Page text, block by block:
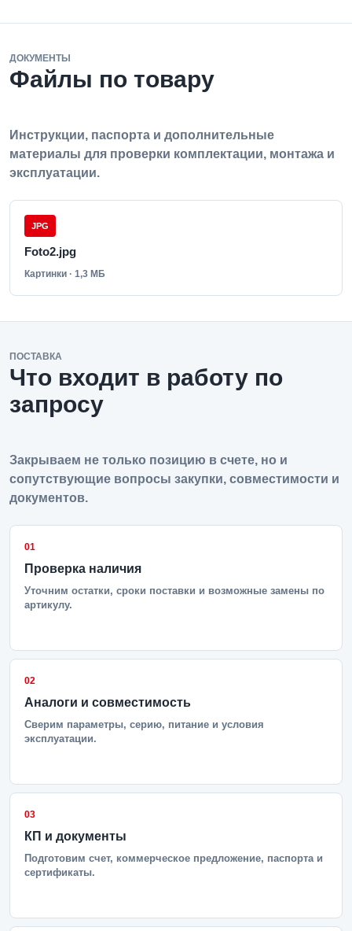
ДОКУМЕНТЫ
Файлы по товару
Инструкции, паспорта и дополнительные
материалы для проверки комплектации, монтажа и
эксплуатации.
JPG
Foto2.jpg
Картинки · 1,3 МБ
ПОСТАВКА
Что входит в работу по
запросу
Закрываем не только позицию в счете, но и
сопутствующие вопросы закупки, совместимости и
документов.
01
Проверка наличия
Уточним остатки, сроки поставки и возможные замены по
артикулу.
02
Аналоги и совместимость
Сверим параметры, серию, питание и условия
эксплуатации.
03
КП и документы
Подготовим счет, коммерческое предложение, паспорта и
сертификаты.